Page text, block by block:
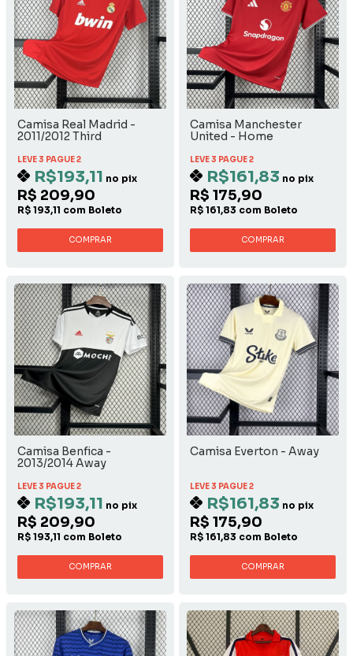
Camisa Real Madrid -
2011/2012 Third
LEVE 3 PAGUE 2
R$193,11 no pix
R$ 209,90
R$ 193,11 com Boleto
COMPRAR
Camisa Manchester
United - Home
LEVE 3 PAGUE 2
R$161,83 no pix
R$ 175,90
R$ 161,83 com Boleto
COMPRAR
Camisa Benfica -
2013/2014 Away
LEVE 3 PAGUE 2
R$193,11 no pix
R$ 209,90
R$ 193,11 com Boleto
COMPRAR
Camisa Everton - Away
LEVE 3 PAGUE 2
R$161,83 no pix
R$ 175,90
R$ 161,83 com Boleto
COMPRAR